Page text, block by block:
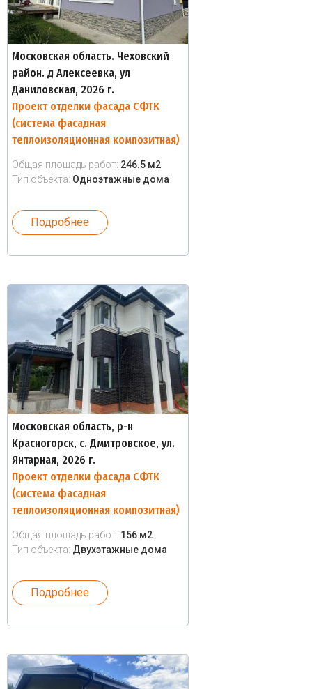
Московская область. Чеховский
район. д Алексеевка, ул
Даниловская, 2026 г.
Проект отделки фасада СФТК
(система фасадная
теплоизоляционная композитная)
Общая площадь работ: 246.5 м2
Тип объекта: Одноэтажные дома
Подробнее
Московская область, р-н
Красногорск, с. Дмитровское, ул.
Янтарная, 2026 г.
Проект отделки фасада СФТК
(система фасадная
теплоизоляционная композитная)
Общая площадь работ: 156 м2
Тип объекта: Двухэтажные дома
Подробнее